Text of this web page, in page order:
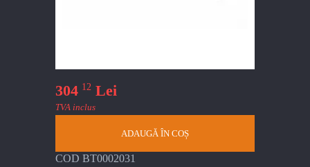
304 12 Lei
TVA inclus
ADAUGĂ ÎN COȘ
COD BT0002031